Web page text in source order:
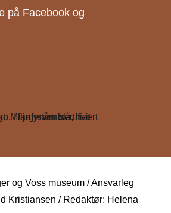
på Facebook og
og Voss museum / Ansvarleg
Kristiansen / Redaktør: Helena